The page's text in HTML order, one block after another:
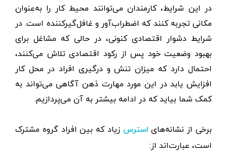
در این شرایط، کارمندان می‌توانند محیط کار را به‌عنوان
مکانی تجربه کنند که اضطراب‌آور و غافل‌گیرکننده است. در
شرایط دشوار اقتصادی کنونی، در حالی که مشاغل برای
بهبود وضعیت خود پس از رکود اقتصادی تلاش می‌کنند،
احتمال دارد که میزان تنش و درگیری افراد در محل کار
افزایش یابد در این مورد مهارت ذهن آگاهی می‌تواند به
کمک شما بیاید که در ادامه بیشتر به آن می‌پردازیم.
برخی از نشانه‌های استرس زیاد که بین افراد گروه مشترک
است، عبارت‌اند از: